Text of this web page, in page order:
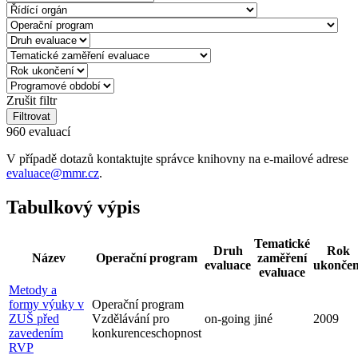
Zrušit filtr
Filtrovat
960 evaluací
V případě dotazů kontaktujte správce knihovny na e-mailové adrese
evaluace@mmr.cz.
Tabulkový výpis
Název Operační program
Druh
evaluace
Tematické
zaměření
evaluace
Rok
Metody a
formy výuky v
ZUŠ před
zavedením
RVP
Operační program
Vzdělávání pro
konkurenceschopnost
on-going jiné 2009